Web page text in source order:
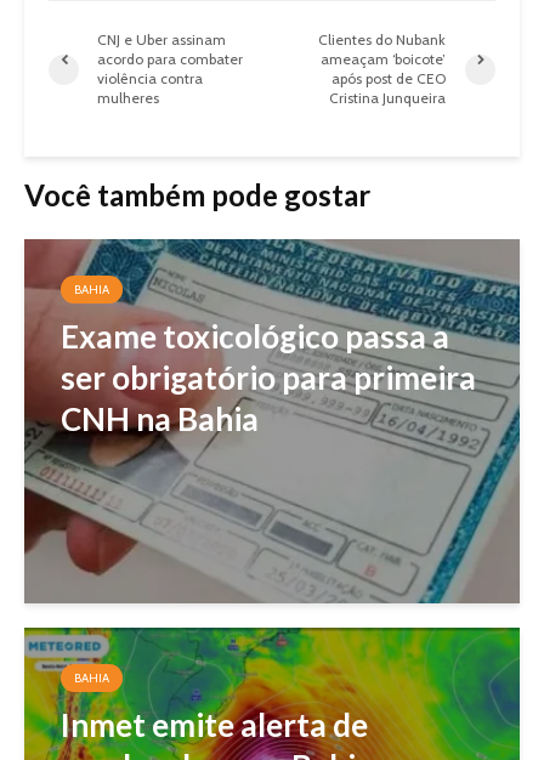
CNJ e Uber assinam
acordo para combater
violência contra
mulheres
Clientes do Nubank
ameaçam ‘boicote’
após post de CEO
Cristina Junqueira
Você também pode gostar
BAHIA
Exame toxicológico passa a
ser obrigatório para primeira
CNH na Bahia
BAHIA
Inmet emite alerta de